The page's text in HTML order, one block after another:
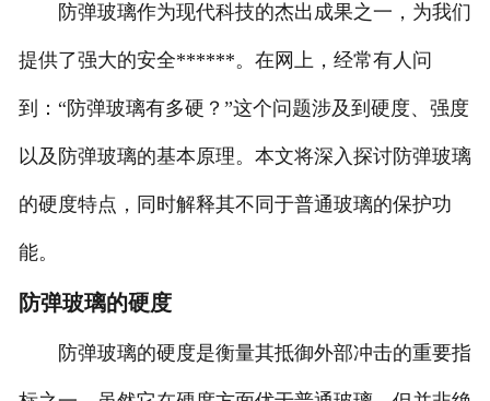
联系我们
防弹玻璃作为现代科技的杰出成果之一，为我们
提供了强大的安全******。在网上，经常有人问
到：“防弹玻璃有多硬？”这个问题涉及到硬度、强度
以及防弹玻璃的基本原理。本文将深入探讨防弹玻璃
的硬度特点，同时解释其不同于普通玻璃的保护功
能。
防弹玻璃的硬度
防弹玻璃的硬度是衡量其抵御外部冲击的重要指